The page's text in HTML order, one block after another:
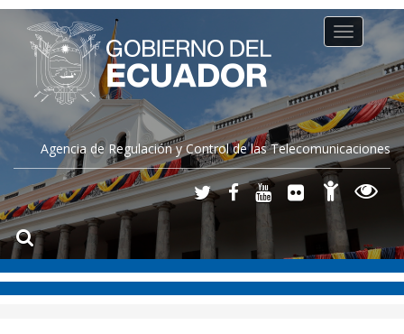
Agencia de Regulación y Control de las Telecomunicaciones
Toggle
navigation